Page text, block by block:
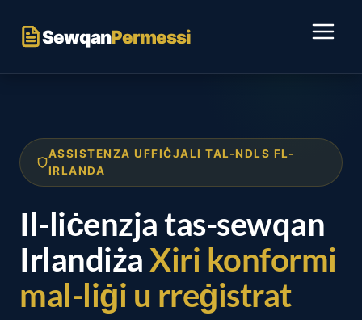
għall-
kontenut
SewqanPermessi
ASSISTENZA UFFIĊJALI TAL-NDLS FL-
IRLANDA
Il-liċenzja tas-sewqan
Irlandiża Xiri konformi
mal-liġi u rreġistrat